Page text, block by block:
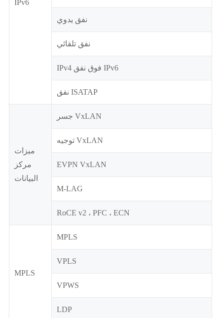
IPv6
نفق يدوي
نفق تلقائي
IPv4 فوق نفق IPv6
نفق ISATAP
ميزات
مركز
البيانات
جسر VxLAN
توجيه VxLAN
EVPN VxLAN
M-LAG
RoCE v2 ، PFC ، ECN
MPLS
MPLS
VPLS
VPWS
LDP